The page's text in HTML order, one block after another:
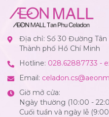
Địa chỉ: Số 30 Đường Tân
Thành phố Hồ Chí Minh
Hotline: 028.62887733 -
Email:
Giờ mở cửa:
Ngày thường (10:00 -
Cuối tuần và ngày lễ